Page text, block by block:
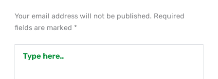
Your email address will not be published. Required
fields are marked *
here..